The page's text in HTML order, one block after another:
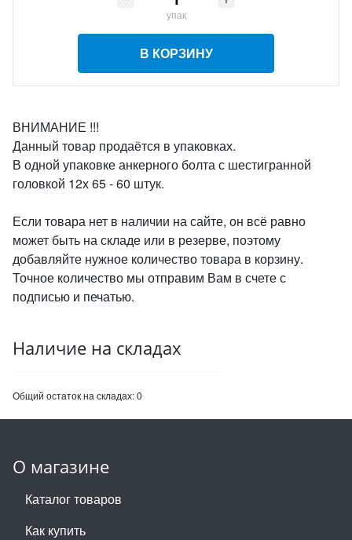
упак
В КОРЗИНУ
ВНИМАНИЕ !!!
Данный товар продаётся в упаковках.
В одной упаковке анкерного болта с шестигранной
головкой 12х 65 - 60 штук.
Если товара нет в наличии на сайте, он всё равно
может быть на складе или в резерве, поэтому
добавляйте нужное количество товара в корзину.
Точное количество мы отправим Вам в счете с
подписью и печатью.
Наличие на складах
Общий остаток на складах:0
О магазине
Каталог товаров
Как купить